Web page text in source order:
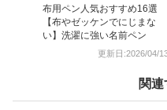
布用ペン人気おすすめ16選
【布やゼッケンでにじまな
い】洗濯に強い名前ペン
更新日:2026/04/
関